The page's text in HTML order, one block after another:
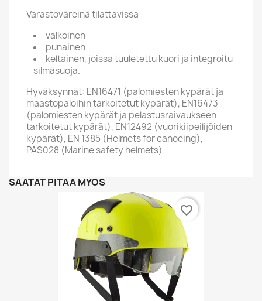
Varastoväreinä tilattavissa
valkoinen
punainen
keltainen, joissa tuuletettu kuori ja integroitu
silmäsuoja.
Hyväksynnät: EN16471 (palomiesten kypärät ja
maastopaloihin tarkoitetut kypärät), EN16473
(palomiesten kypärät ja pelastusraivaukseen
tarkoitetut kypärät), EN12492 (vuorikiipeilijöiden
kypärät), EN 1385 (Helmets for canoeing),
PAS028 (Marine safety helmets)
SAATAT PITÄÄ MYÖS
favorite_border